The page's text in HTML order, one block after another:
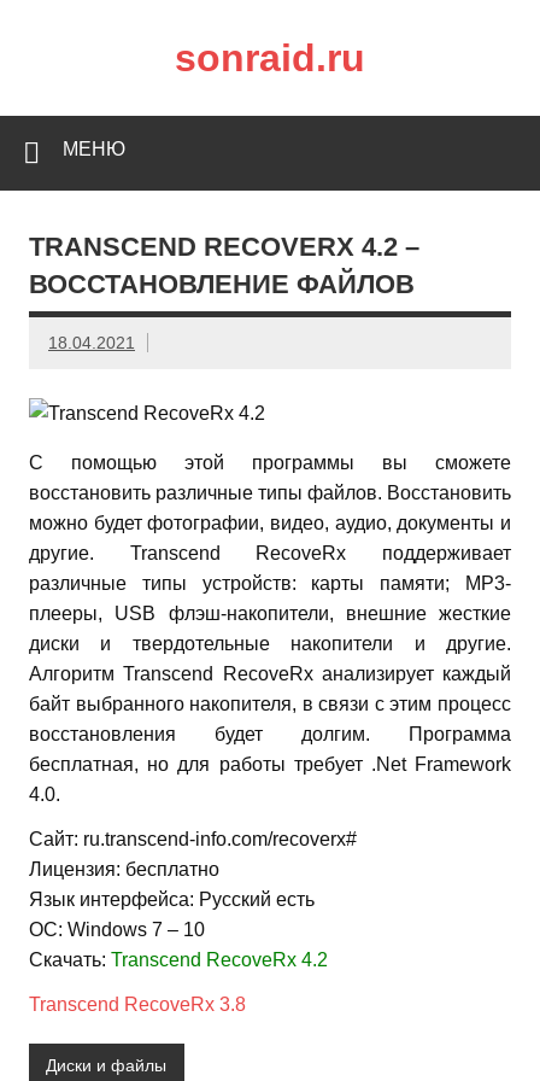
sonraid.ru
МЕНЮ
TRANSCEND RECOVERX 4.2 –
ВОССТАНОВЛЕНИЕ ФАЙЛОВ
18.04.2021
С помощью этой программы вы сможете
восстановить различные типы файлов. Восстановить
можно будет фотографии, видео, аудио, документы и
другие. Transcend RecoveRx поддерживает
различные типы устройств: карты памяти; MP3-
плееры, USB флэш-накопители, внешние жесткие
диски и твердотельные накопители и другие.
Алгоритм Transcend RecoveRx анализирует каждый
байт выбранного накопителя, в связи с этим процесс
восстановления будет долгим. Программа
бесплатная, но для работы требует .Net Framework
4.0.
Сайт: ru.transcend-info.com/recoverx#
Лицензия: бесплатно
Язык интерфейса: Русский есть
ОС: Windows 7 – 10
Скачать: Transcend RecoveRx 4.2
Transcend RecoveRx 3.8
Диски и файлы